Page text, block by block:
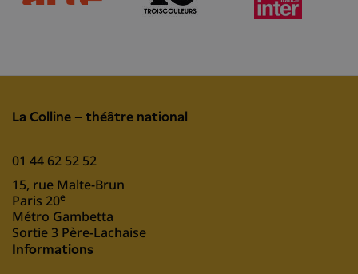
La Colline – théâtre national
01 44 62 52 52
15, rue Malte-Brun
Paris 20e
Métro Gambetta
Sortie 3 Père-Lachaise
Informations